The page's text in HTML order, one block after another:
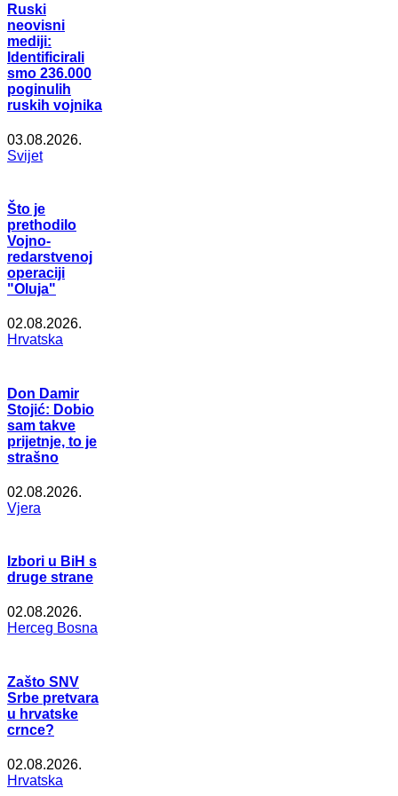
Ruski
neovisni
mediji:
Identificirali
smo 236.000
poginulih
ruskih vojnika
03.08.2026.
Svijet
Što je
prethodilo
Vojno-
redarstvenoj
operaciji
"Oluja"
02.08.2026.
Hrvatska
Don Damir
Stojić: Dobio
sam takve
prijetnje, to je
strašno
02.08.2026.
Vjera
Izbori u BiH s
druge strane
02.08.2026.
Herceg Bosna
Zašto SNV
Srbe pretvara
u hrvatske
crnce?
02.08.2026.
Hrvatska